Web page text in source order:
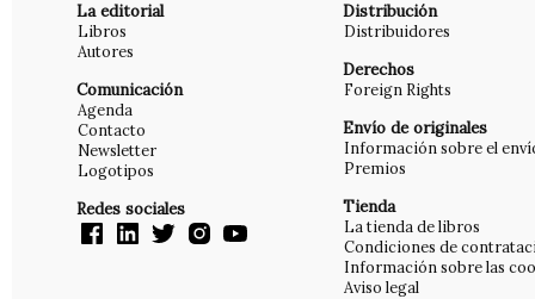
La editorial
Libros
Autores
Comunicación
Agenda
Contacto
Newsletter
Logotipos
Redes sociales
Distribución
Distribuidores
Derechos
Foreign Rights
Envío de originales
Información sobre el
Premios
Tienda
La tienda de libros
Condiciones de
Información sobre las
Aviso legal